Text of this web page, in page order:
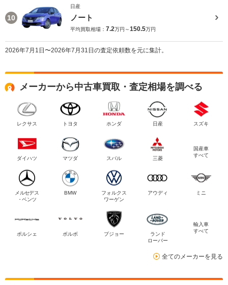
10
日産
ノート
平均買取相場： 7.2万円～150.5万円
2026年7月1日〜2026年7月31日の査定依頼数を元に集計。
メーカーから中古車買取・査定相場を調べる
レクサス トヨタ ホンダ 日産 スズキ
ダイハツ マツダ スバル 三菱
国産車
すべて
メルセデス
・ベンツ
BMW
フォルクス
ワーゲン
アウディ ミニ
ポルシェ ボルボ プジョー
ランド
ローバー
輸入車
すべて
全てのメーカーを見る